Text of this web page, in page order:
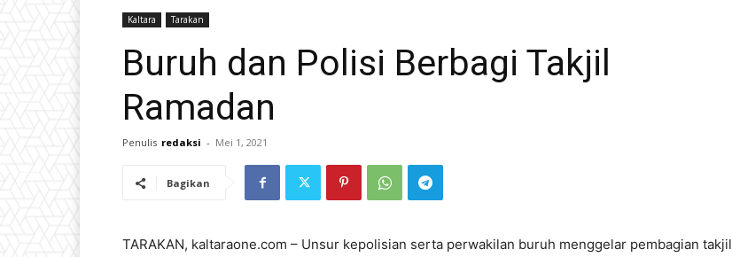
Kaltara Tarakan
Buruh dan Polisi Berbagi Takjil
Ramadan
Penulis redaksi - Mei 1, 2021
Bagikan
TARAKAN, kaltaraone.com – Unsur kepolisian serta perwakilan buruh menggelar pembagian takjil